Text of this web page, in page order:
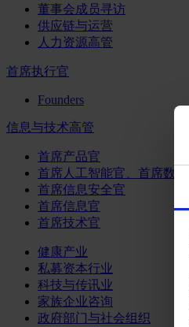
董事会成员寻访
供应链与运营
人力资源高管
首席执行官
Founders
信息与技术高管
首席产品官
首席人工智能官、首席数
首席信息安全官
首席信息官
首席技术官
健康产业
私募资本行业
科技与传讯业
家族企业咨询
政府部门与社会组织